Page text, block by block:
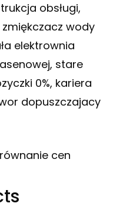
obsługi,
wody
elektrownia
stare
0%, kariera
dopuszczajacy
cen